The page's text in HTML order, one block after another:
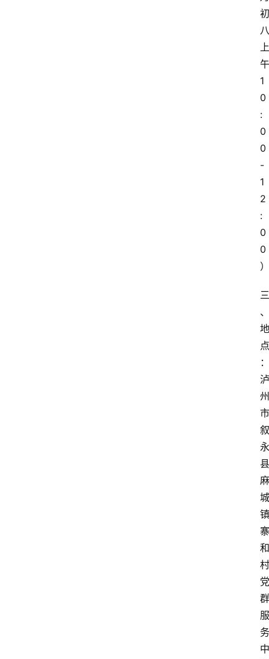
初
八
上
午
1
0
:
0
0
-
1
2
:
0
0
）
三
、
地
点
：
泸
州
市
叙
永
县
麻
城
镇
寨
和
村
党
群
服
务
中